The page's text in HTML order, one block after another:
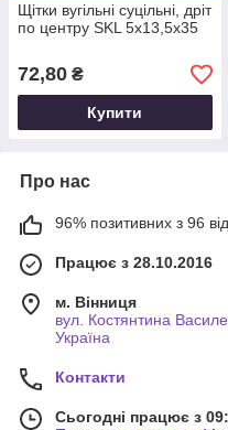
Щітки вугільні суцільні, дріт
по центру SKL 5х13,5х35
72,80 ₴
Купити
Про нас
96% позитивних з 96
Працює з 28.10.2016
м. Вінниця
вул. Костянтина
Україна
Контакти
Сьогодні працює з